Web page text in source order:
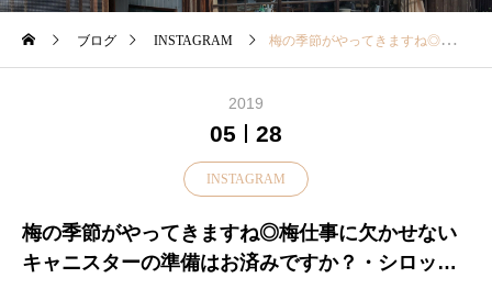
ブログ INSTAGRAM 梅の季節がやってきますね◎梅仕事に欠かせないキャニスターの準備はお済みですか？・シロップ漬けや果実酒など幅広く使ってもらえる保存瓶は何個あっても嬉しいです♪・強力に密閉するガラス製保存容器ボルミオリ・ロッコの『ｆｉｄｏ』は イタリア製・サイズも3サイズご用意しております是非店頭でチェックください・#山陰#島根#松江#ユーカリ荘#yukariso#セレクトショップ#ライフスタイルショップ#雑貨#雑貨屋#器#梅仕事#キッチン用品#ざる#Fido#フィドシャー#島根旅#島根旅行#観光
2019
05 28
INSTAGRAM
梅の季節がやってきますね◎梅仕事に欠かせない
キャニスターの準備はお済みですか？・シロップ